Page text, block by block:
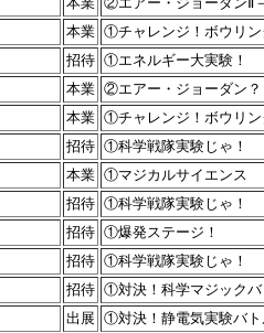
本業 ①チャレンジ！ボウリ
招待 ①エネルギー大実験！
本業 ②エアー・ジョーダン
本業 ①チャレンジ！ボウリン
招待 ①科学戦隊実験じゃ！
本業 ①マジカルサイエンス
招待 ①科学戦隊実験じゃ！
招待 ①爆発ステージ！
招待 ①科学戦隊実験じゃ！
招待 ①対決！科学マジックバ
出展 ①対決！静電気実験バト